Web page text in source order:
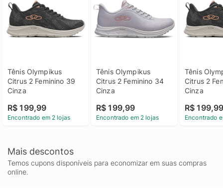
Tênis Olympikus
Citrus 2 Feminino 39
Cinza
R$ 199,99
Encontrado em 2 lojas
Tênis Olympikus
Citrus 2 Feminino 34
Cinza
R$ 199,99
Encontrado em 2 lojas
Tênis
Citrus 2
Cinza
R$
Encontrado
Mais descontos
Temos cupons disponíveis para economizar em suas compras
online.